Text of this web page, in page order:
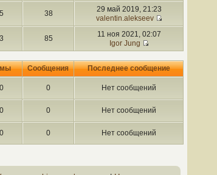
5 38
29 май 2019, 21:23
valentin.alekseev
3 85
11 ноя 2021, 02:07
Igor Jung
Сообщения Последнее сообщение
0 0 Нет сообщений
0 0 Нет сообщений
0 0 Нет сообщений